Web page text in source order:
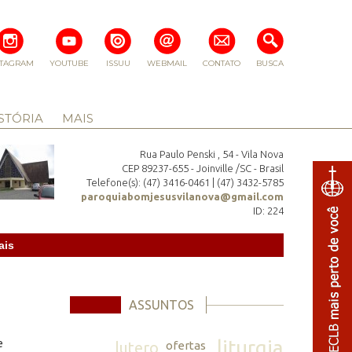
BUSCA
CONTATO
WEBMAIL
ISSUU
YOUTUBE
MAIS
Rua Paulo Penski , 54 - Vila Nova
CEP 89237-655 - Joinville /SC - Brasil
Telefone(s): (47) 3416-0461 | (47) 3432-5785
paroquiabomjesusvilanova@gmail.com
ID: 224
ASSUNTOS
lutero ofertas